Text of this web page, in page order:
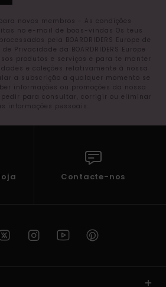
novos membros - As condições
no e-mail de boas-vindas Os teus
pela BOARDRIDERS Europe de
Privacidade da BOARDRIDERS Europe
produtos e serviços e para te manter
e coleções relativamente à nossa
a subscrição a qualquer momento se
informações ou promoções da nossa
pedir para consultar, corrigir ou eliminar
informações pessoais.
Contacte-nos